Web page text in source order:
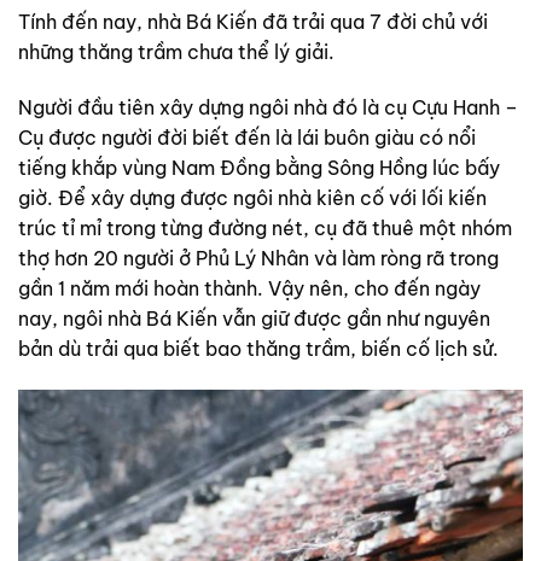
Tính đến nay, nhà Bá Kiến đã trải qua 7 đời chủ với
những thăng trầm chưa thể lý giải.
Người đầu tiên xây dựng ngôi nhà đó là cụ Cựu Hanh –
Cụ được người đời biết đến là lái buôn giàu có nổi
tiếng khắp vùng Nam Đồng bằng Sông Hồng lúc bấy
giờ. Để xây dựng được ngôi nhà kiên cố với lối kiến
trúc tỉ mỉ trong từng đường nét, cụ đã thuê một nhóm
thợ hơn 20 người ở Phủ Lý Nhân và làm ròng rã trong
gần 1 năm mới hoàn thành. Vậy nên, cho đến ngày
nay, ngôi nhà Bá Kiến vẫn giữ được gần như nguyên
bản dù trải qua biết bao thăng trầm, biến cố lịch sử.